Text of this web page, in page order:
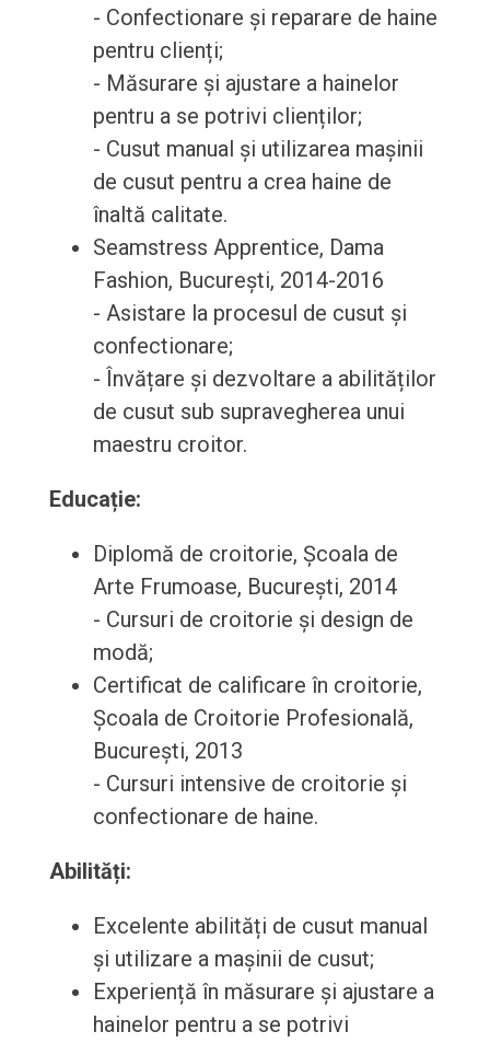
- Confectionare și reparare de haine
pentru clienți;
- Măsurare și ajustare a hainelor
pentru a se potrivi clienților;
- Cusut manual și utilizarea mașinii
de cusut pentru a crea haine de
înaltă calitate.
Seamstress Apprentice, Dama
Fashion, București, 2014-2016
- Asistare la procesul de cusut și
confectionare;
- Învățare și dezvoltare a abilităților
de cusut sub supravegherea unui
maestru croitor.
Educație:
Diplomă de croitorie, Școala de
Arte Frumoase, București, 2014
- Cursuri de croitorie și design de
modă;
Certificat de calificare în croitorie,
Școala de Croitorie Profesională,
București, 2013
- Cursuri intensive de croitorie și
confectionare de haine.
Abilități:
Excelente abilități de cusut manual
și utilizare a mașinii de cusut;
Experiență în măsurare și ajustare a
hainelor pentru a se potrivi